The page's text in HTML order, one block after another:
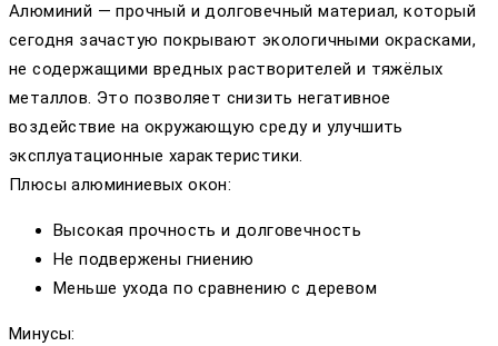
Алюминий — прочный и долговечный материал, который
сегодня зачастую покрывают экологичными окрасками,
не содержащими вредных растворителей и тяжёлых
металлов. Это позволяет снизить негативное
воздействие на окружающую среду и улучшить
эксплуатационные характеристики.
Плюсы алюминиевых окон:
Высокая прочность и долговечность
Не подвержены гниению
Меньше ухода по сравнению с деревом
Минусы: